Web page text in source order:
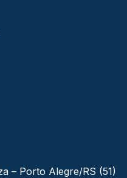
– Porto Alegre/RS (51)